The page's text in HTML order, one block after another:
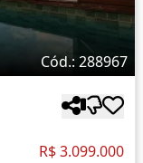
Cód.: 288967
R$ 3.099.000